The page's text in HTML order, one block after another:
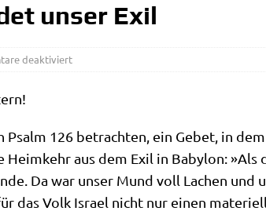
unser Exil
deaktiviert
Psalm 126 betrach­ten, ein Gebet, in
Heim­kehr aus dem Exil in Baby­lon:
Da war unser Mund voll Lachen und
das Volk Isra­el nicht nur einen